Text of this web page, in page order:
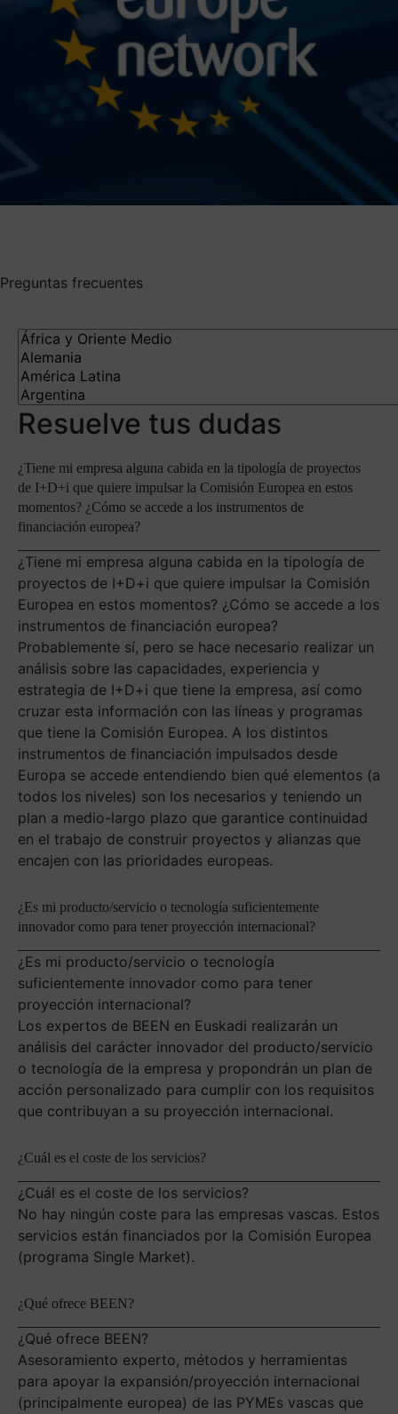
Preguntas frecuentes
Resuelve tus dudas
¿Tiene mi empresa alguna cabida en la tipología de proyectos
de I+D+i que quiere impulsar la Comisión Europea en estos
momentos? ¿Cómo se accede a los instrumentos de
financiación europea?
¿Tiene mi empresa alguna cabida en la tipología de
proyectos de I+D+i que quiere impulsar la Comisión
Europea en estos momentos? ¿Cómo se accede a los
instrumentos de financiación europea?
Probablemente sí, pero se hace necesario realizar un
análisis sobre las capacidades, experiencia y
estrategia de I+D+i que tiene la empresa, así como
cruzar esta información con las líneas y programas
que tiene la Comisión Europea. A los distintos
instrumentos de financiación impulsados desde
Europa se accede entendiendo bien qué elementos (a
todos los niveles) son los necesarios y teniendo un
plan a medio-largo plazo que garantice continuidad
en el trabajo de construir proyectos y alianzas que
encajen con las prioridades europeas.
¿Es mi producto/servicio o tecnología suficientemente
innovador como para tener proyección internacional?
¿Es mi producto/servicio o tecnología
suficientemente innovador como para tener
proyección internacional?
Los expertos de BEEN en Euskadi realizarán un
análisis del carácter innovador del producto/servicio
o tecnología de la empresa y propondrán un plan de
acción personalizado para cumplir con los requisitos
que contribuyan a su proyección internacional.
¿Cuál es el coste de los servicios?
¿Cuál es el coste de los servicios?
No hay ningún coste para las empresas vascas. Estos
servicios están financiados por la Comisión Europea
(programa Single Market).
¿Qué ofrece BEEN?
¿Qué ofrece BEEN?
Asesoramiento experto, métodos y herramientas
para apoyar la expansión/proyección internacional
(principalmente europea) de las PYMEs vascas que